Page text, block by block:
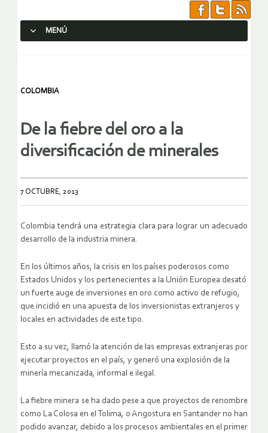
MENÚ
COLOMBIA
De la fiebre del oro a la
diversificación de minerales
7 OCTUBRE, 2013
Colombia tendrá una estrategia clara para lograr un adecuado
desarrollo de la industria minera.
En los últimos años, la crisis en los países poderosos como
Estados Unidos y los pertenecientes a la Unión Europea desató
un fuerte auge de inversiones en oro como activo de refugio,
que incidió en una apuesta de los inversionistas extranjeros y
locales en actividades de este tipo.
Esto a su vez, llamó la atención de las empresas extranjeras por
ejecutar proyectos en el país, y generó una explosión de la
minería mecanizada, informal e ilegal.
La fiebre minera se ha dado pese a que proyectos de renombre
como La Colosa en el Tolima, o Angostura en Santander no han
podido avanzar, debido a los procesos ambientales en el primer